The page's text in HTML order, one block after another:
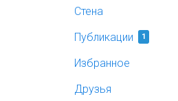
Стена
Публикации
1
Избранное
Друзья